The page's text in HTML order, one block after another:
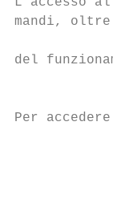
mandi,
del
Per